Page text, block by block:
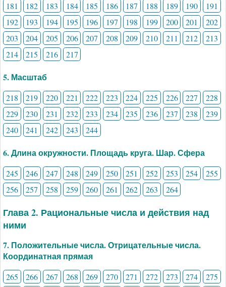
181 182 183 184 185 186 187 188 189 190
191
192
193 194 195 196 197 198 199 200 201
202
203
204 205 206 207 208 209 210 211 212
213
214
215 216 217
5. Масштаб
218 219 220 221 222 223 224 225 226 227
228
229
230 231 232 233 234 235 236 237 238
239
240
241 242 243 244
6. Длина окружности. Площадь круга. Шар. Сфера
245 246 247 248 249 250 251 252 253 254
255
256
257 258 259 260 261 262 263 264
Глава 2. Рациональные числа и действия над
ними
7. Положительные числа. Отрицательные числа.
Координатная прямая
265 266 267 268 269 270 271 272 273 274
275